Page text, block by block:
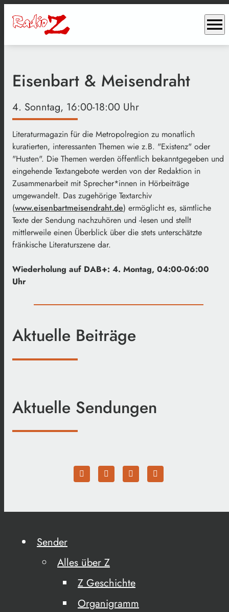
menu
Eisenbart & Meisendraht
4. Sonntag, 16:00-18:00 Uhr
Literaturmagazin für die Metropolregion zu monatlich
kuratierten, interessanten Themen wie z.B. "Existenz" oder
"Husten". Die Themen werden öffentlich bekanntgegeben und
eingehende Textangebote werden von der Redaktion in
Zusammenarbeit mit Sprecher*innen in Hörbeiträge
umgewandelt. Das zugehörige Textarchiv
(www.eisenbartmeisendraht.de) ermöglicht es, sämtliche
Texte der Sendung nachzuhören und -lesen und stellt
mittlerweile einen Überblick über die stets unterschätzte
fränkische Literaturszene dar.
Wiederholung auf DAB+: 4. Montag, 04:00-06:00
Uhr
Aktuelle Beiträge
Aktuelle Sendungen
Sender
Alles über Z
Z Geschichte
Organigramm